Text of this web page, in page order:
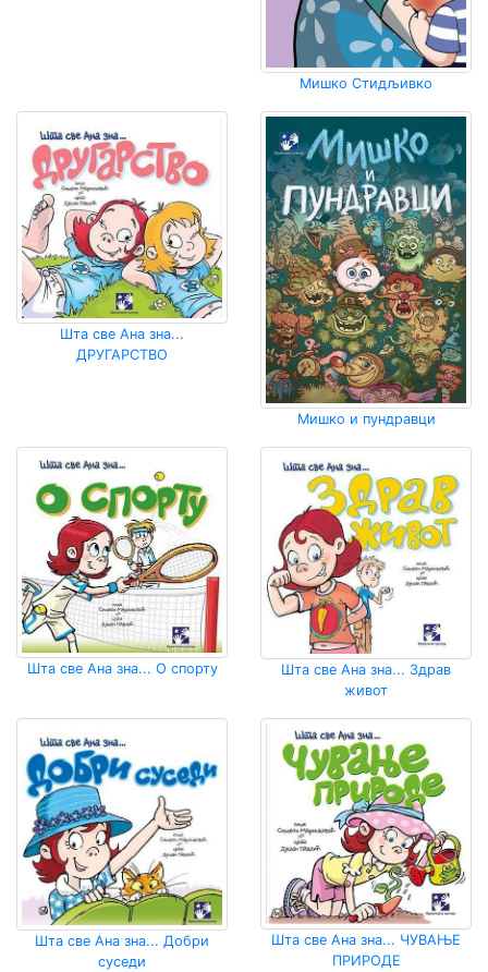
Мишко Стидљивко
Шта све Ана зна...
ДРУГАРСТВО
Мишко и пундравци
Шта све Ана зна... О спорту
Шта све Ана зна... Здрав
живот
Шта све Ана зна... Добри
суседи
Шта све Ана зна... ЧУВАЊЕ
ПРИРОДЕ